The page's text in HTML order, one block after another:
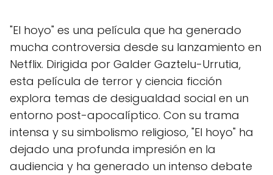
"El hoyo" es una película que ha generado
mucha controversia desde su lanzamiento en
Netflix. Dirigida por Galder Gaztelu-Urrutia,
esta película de terror y ciencia ficción
explora temas de desigualdad social en un
entorno post-apocalíptico. Con su trama
intensa y su simbolismo religioso, "El hoyo" ha
dejado una profunda impresión en la
audiencia y ha generado un intenso debate